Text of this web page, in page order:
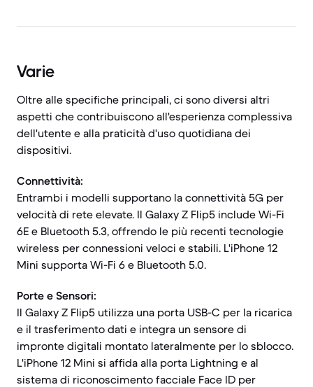
Varie
Oltre alle specifiche principali, ci sono diversi altri
aspetti che contribuiscono all'esperienza complessiva
dell'utente e alla praticità d'uso quotidiana dei
dispositivi.
Connettività:
Entrambi i modelli supportano la connettività 5G per
velocità di rete elevate. Il Galaxy Z Flip5 include Wi-Fi
6E e Bluetooth 5.3, offrendo le più recenti tecnologie
wireless per connessioni veloci e stabili. L'iPhone 12
Mini supporta Wi-Fi 6 e Bluetooth 5.0.
Porte e Sensori:
Il Galaxy Z Flip5 utilizza una porta USB-C per la ricarica
e il trasferimento dati e integra un sensore di
impronte digitali montato lateralmente per lo sblocco.
L'iPhone 12 Mini si affida alla porta Lightning e al
sistema di riconoscimento facciale Face ID per